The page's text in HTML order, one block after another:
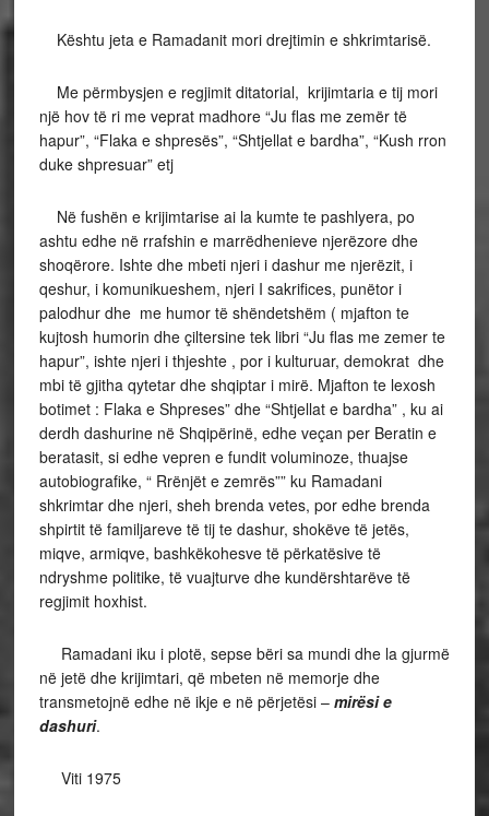
Kështu jeta e Ramadanit mori drejtimin e shkrimtarisë.
Me përmbysjen e regjimit ditatorial, krijimtaria e tij mori
një hov të ri me veprat madhore “Ju flas me zemër të
hapur”, “Flaka e shpresës”, “Shtjellat e bardha”, “Kush rron
duke shpresuar” etj
Në fushën e krijimtarise ai la kumte te pashlyera, po
ashtu edhe në rrafshin e marrëdhenieve njerëzore dhe
shoqërore. Ishte dhe mbeti njeri i dashur me njerëzit, i
qeshur, i komunikueshem, njeri I sakrifices, punëtor i
palodhur dhe me humor të shëndetshëm ( mjafton te
kujtosh humorin dhe çiltersine tek libri “Ju flas me zemer te
hapur”, ishte njeri i thjeshte , por i kulturuar, demokrat dhe
mbi të gjitha qytetar dhe shqiptar i mirë. Mjafton te lexosh
botimet : Flaka e Shpreses” dhe “Shtjellat e bardha” , ku ai
derdh dashurine në Shqipërinë, edhe veçan per Beratin e
beratasit, si edhe vepren e fundit voluminoze, thuajse
autobiografike, “ Rrënjët e zemrës”” ku Ramadani
shkrimtar dhe njeri, sheh brenda vetes, por edhe brenda
shpirtit të familjareve të tij te dashur, shokëve të jetës,
miqve, armiqve, bashkëkohesve të përkatësive të
ndryshme politike, të vuajturve dhe kundërshtarëve të
regjimit hoxhist.
Ramadani iku i plotë, sepse bëri sa mundi dhe la gjurmë
në jetë dhe krijimtari, që mbeten në memorje dhe
transmetojnë edhe në ikje e në përjetësi – mirësi e
dashuri.
Viti 1975